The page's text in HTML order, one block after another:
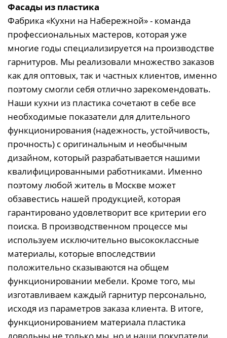
Фасады из пластика
Фабрика «Кухни на Набережной» - команда
профессиональных мастеров, которая уже
многие годы специализируется на производстве
гарнитуров. Мы реализовали множество заказов
как для оптовых, так и частных клиентов, именно
поэтому смогли себя отлично зарекомендовать.
Наши кухни из пластика сочетают в себе все
необходимые показатели для длительного
функционирования (надежность, устойчивость,
прочность) с оригинальным и необычным
дизайном, который разрабатывается нашими
квалифицированными работниками. Именно
поэтому любой житель в Москве может
обзавестись нашей продукцией, которая
гарантировано удовлетворит все критерии его
поиска. В производственном процессе мы
используем исключительно высококлассные
материалы, которые впоследствии
положительно сказываются на общем
функционировании мебели. Кроме того, мы
изготавливаем каждый гарнитур персонально,
исходя из параметров заказа клиента. В итоге,
функционированием материала пластика
довольны не только мы, но и наши покупатели.